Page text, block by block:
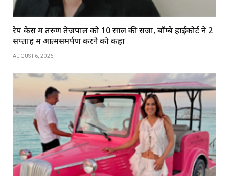
रेप केस में तरुण तेजपाल को 10 साल की सजा, बॉम्बे हाईकोर्ट ने 2
सप्ताह में आत्मसमर्पण करने को कहा
AUGUST 6, 2026